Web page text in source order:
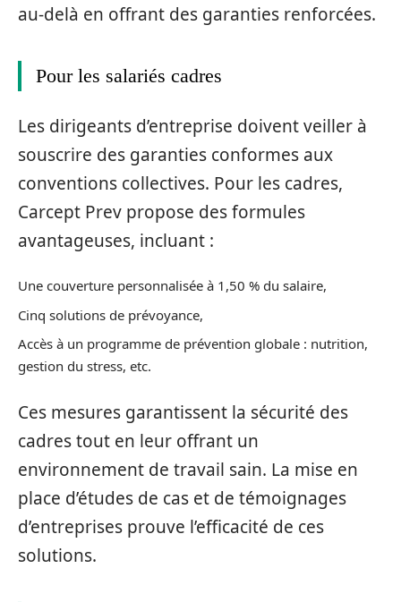
au-delà en offrant des garanties renforcées.
Pour les salariés cadres
Les dirigeants d’entreprise doivent veiller à
souscrire des garanties conformes aux
conventions collectives. Pour les cadres,
Carcept Prev propose des formules
avantageuses, incluant :
Une couverture personnalisée à 1,50 % du salaire,
Cinq solutions de prévoyance,
Accès à un programme de prévention globale : nutrition,
gestion du stress, etc.
Ces mesures garantissent la sécurité des
cadres tout en leur offrant un
environnement de travail sain. La mise en
place d’études de cas et de témoignages
d’entreprises prouve l’efficacité de ces
solutions.